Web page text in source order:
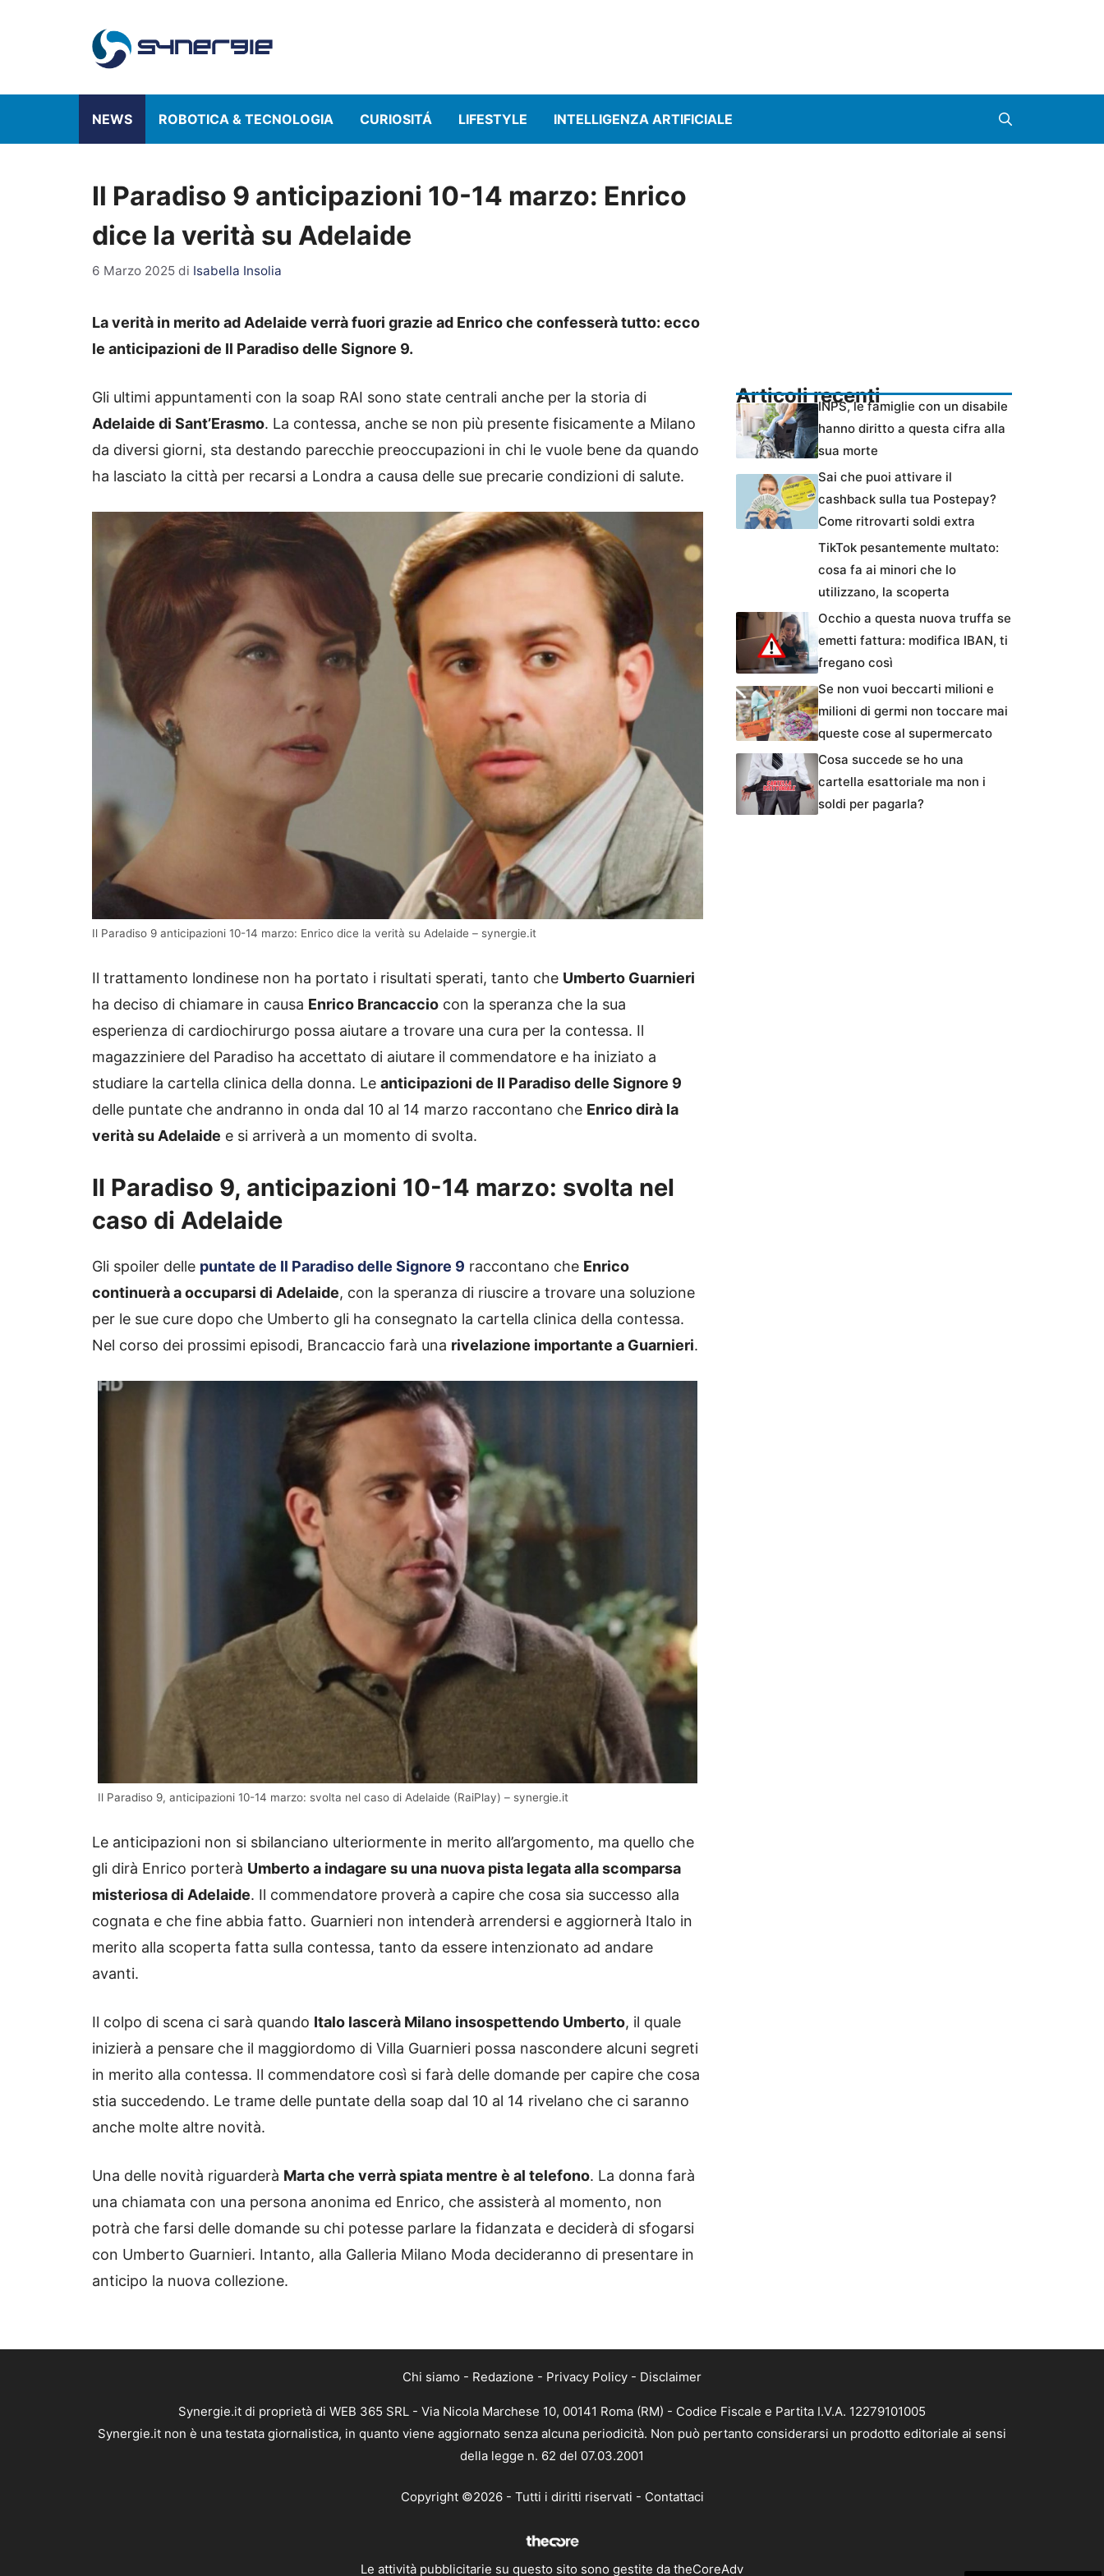
NEWS ROBOTICA & TECNOLOGIA CURIOSITÁ LIFESTYLE INTELLIGENZA ARTIFICIALE
Il Paradiso 9 anticipazioni 10-14 marzo: Enrico
dice la verità su Adelaide
6 Marzo 2025 di Isabella Insolia
La verità in merito ad Adelaide verrà fuori grazie ad Enrico che confesserà tutto: ecco
le anticipazioni de Il Paradiso delle Signore 9.
Gli ultimi appuntamenti con la soap RAI sono state centrali anche per la storia di
Adelaide di Sant’Erasmo. La contessa, anche se non più presente fisicamente a Milano
da diversi giorni, sta destando parecchie preoccupazioni in chi le vuole bene da quando
ha lasciato la città per recarsi a Londra a causa delle sue precarie condizioni di salute.
Il Paradiso 9 anticipazioni 10-14 marzo: Enrico dice la verità su Adelaide – synergie.it
Il trattamento londinese non ha portato i risultati sperati, tanto che Umberto Guarnieri
ha deciso di chiamare in causa Enrico Brancaccio con la speranza che la sua
esperienza di cardiochirurgo possa aiutare a trovare una cura per la contessa. Il
magazziniere del Paradiso ha accettato di aiutare il commendatore e ha iniziato a
studiare la cartella clinica della donna. Le anticipazioni de Il Paradiso delle Signore 9
delle puntate che andranno in onda dal 10 al 14 marzo raccontano che Enrico dirà la
verità su Adelaide e si arriverà a un momento di svolta.
Il Paradiso 9, anticipazioni 10-14 marzo: svolta nel
caso di Adelaide
Gli spoiler delle puntate de Il Paradiso delle Signore 9 raccontano che Enrico
continuerà a occuparsi di Adelaide, con la speranza di riuscire a trovare una soluzione
per le sue cure dopo che Umberto gli ha consegnato la cartella clinica della contessa.
Nel corso dei prossimi episodi, Brancaccio farà una rivelazione importante a Guarnieri.
Il Paradiso 9, anticipazioni 10-14 marzo: svolta nel caso di Adelaide (RaiPlay) – synergie.it
Le anticipazioni non si sbilanciano ulteriormente in merito all’argomento, ma quello che
gli dirà Enrico porterà Umberto a indagare su una nuova pista legata alla scomparsa
misteriosa di Adelaide. Il commendatore proverà a capire che cosa sia successo alla
cognata e che fine abbia fatto. Guarnieri non intenderà arrendersi e aggiornerà Italo in
merito alla scoperta fatta sulla contessa, tanto da essere intenzionato ad andare
avanti.
Il colpo di scena ci sarà quando Italo lascerà Milano insospettendo Umberto, il quale
inizierà a pensare che il maggiordomo di Villa Guarnieri possa nascondere alcuni segreti
in merito alla contessa. Il commendatore così si farà delle domande per capire che cosa
stia succedendo. Le trame delle puntate della soap dal 10 al 14 rivelano che ci saranno
anche molte altre novità.
Una delle novità riguarderà Marta che verrà spiata mentre è al telefono. La donna farà
una chiamata con una persona anonima ed Enrico, che assisterà al momento, non
potrà che farsi delle domande su chi potesse parlare la fidanzata e deciderà di sfogarsi
con Umberto Guarnieri. Intanto, alla Galleria Milano Moda decideranno di presentare in
anticipo la nuova collezione.
Articoli recentiINPS, le famiglie con un disabile
hanno diritto a questa cifra alla
sua morte
Sai che puoi attivare il
cashback sulla tua Postepay?
Come ritrovarti soldi extra
TikTok pesantemente multato:
cosa fa ai minori che lo
utilizzano, la scoperta
Occhio a questa nuova truffa se
emetti fattura: modifica IBAN, ti
fregano così
Se non vuoi beccarti milioni e
milioni di germi non toccare mai
queste cose al supermercato
Cosa succede se ho una
cartella esattoriale ma non i
soldi per pagarla?
Chi siamo - Redazione - Privacy Policy - Disclaimer
Synergie.it di proprietà di WEB 365 SRL - Via Nicola Marchese 10, 00141 Roma (RM) - Codice Fiscale e Partita I.V.A. 12279101005
Synergie.it non è una testata giornalistica, in quanto viene aggiornato senza alcuna periodicità. Non può pertanto considerarsi un prodotto editoriale ai sensi
della legge n. 62 del 07.03.2001
Copyright ©2026 - Tutti i diritti riservati - Contattaci
Le attività pubblicitarie su questo sito sono gestite da theCoreAdv